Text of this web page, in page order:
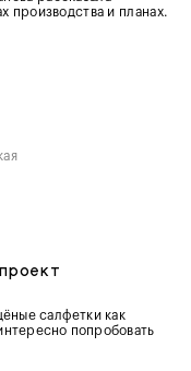
производства и планах.
салфетки как
попробовать